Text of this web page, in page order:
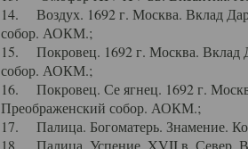
14. Воздух. 1692 г. Москва. Вклад
собор. АОКМ.;
15. Покровец. 1692 г. Москва. Вклад
собор. АОКМ.;
16. Покровец. Се ягнец. 1692 г.
Преображенский собор. АОКМ.;
17. Палица. Богоматерь. Знамение.
18. Палица. Успение. XVII в. Север.